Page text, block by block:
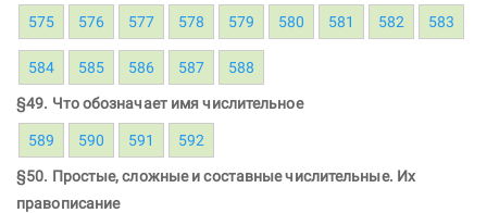
575 576 577 578 579 580 581 582 583
584 585 586 587 588
§49. Что обозначает имя числительное
589 590 591 592
§50. Простые, сложные и составные числительные. Их
правописание